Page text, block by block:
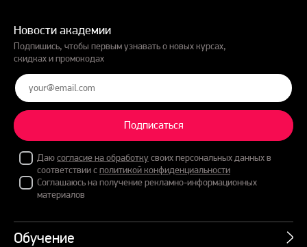
Новости академии
Подпишись, чтобы первым узнавать о новых курсах,
скидках и промокодах
Подписаться
Даюсогласие на обработкусвоих персональных данных в
соответствии сполитикой конфиденциальности
Соглашаюсь на получение рекламно-информационных
материалов
Обучение